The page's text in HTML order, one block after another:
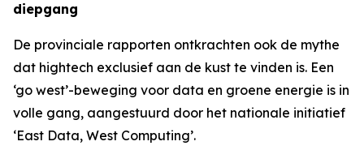
diepgang
De provinciale rapporten ontkrachten ook de mythe
dat hightech exclusief aan de kust te vinden is. Een
‘go west’-beweging voor data en groene energie is in
volle gang, aangestuurd door het nationale initiatief
‘East Data, West Computing’.